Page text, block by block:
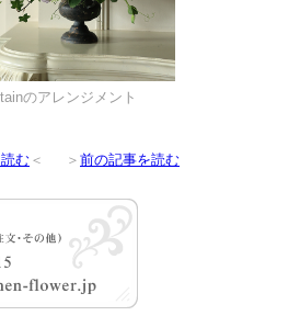
のアレンジメント
む ＜ ＞ 前の記事を読む